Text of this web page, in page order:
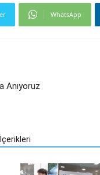
WhatsApp
Anıyoruz